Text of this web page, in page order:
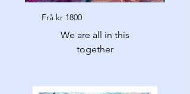
Frå kr 1800
We are all in this
together